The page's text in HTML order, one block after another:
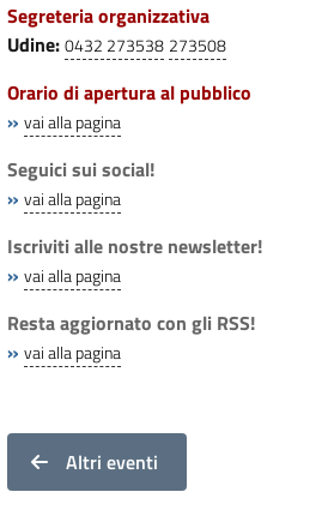
Segreteria organizzativa
Udine:0432 273538 273508
Orario di apertura al pubblico
» vai alla pagina
Seguici sui social!
» vai alla pagina
Iscriviti alle nostre newsletter!
» vai alla pagina
Resta aggiornato con gli RSS!
» vai alla pagina
Altri eventi